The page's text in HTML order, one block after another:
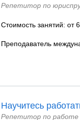
Репетитор по
Стоимость занятий: от
Преподаватель
Научитесь
Репетитор по работе